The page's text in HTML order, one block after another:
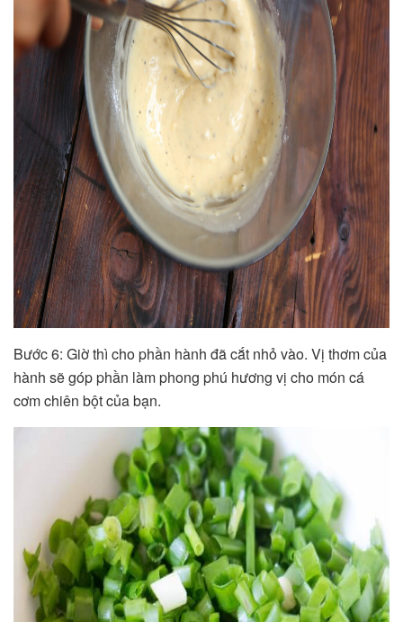
Bước 6: Giờ thì cho phần hành đã cắt nhỏ vào. Vị thơm của
hành sẽ góp phần làm phong phú hương vị cho món cá
cơm chiên bột của bạn.